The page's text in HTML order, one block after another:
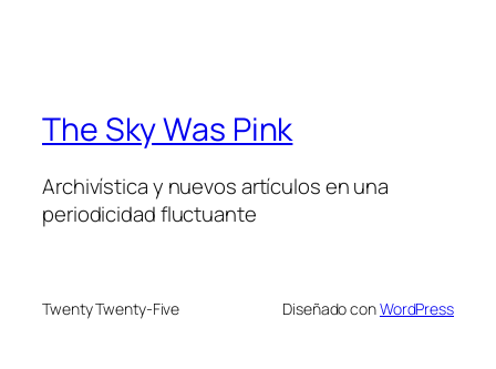
The Sky Was Pink
Archivística y nuevos artículos en una
periodicidad fluctuante
Twenty Twenty-Five Diseñado conWordPress